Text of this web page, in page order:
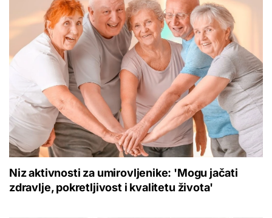
Niz aktivnosti za umirovljenike: 'Mogu jačati
zdravlje, pokretljivost i kvalitetu života'